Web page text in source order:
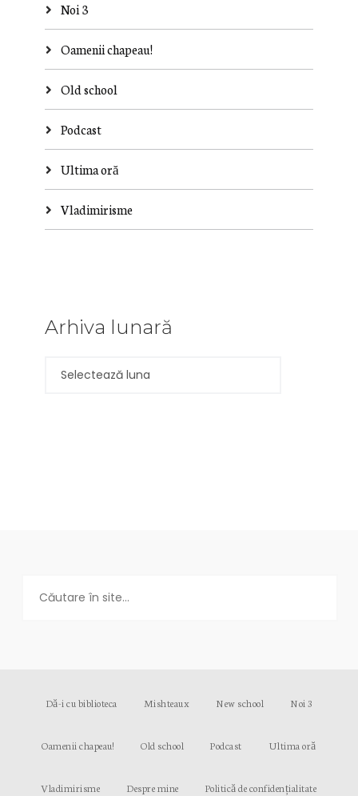
Noi 3
Oamenii chapeau!
Old school
Podcast
Ultima oră
Vladimirisme
Arhiva lunară
Dă-i cu biblioteca Mishteaux New school Noi 3
Oamenii chapeau! Old school Podcast Ultima oră
Vladimirisme Despre mine Politică de confidențialitate